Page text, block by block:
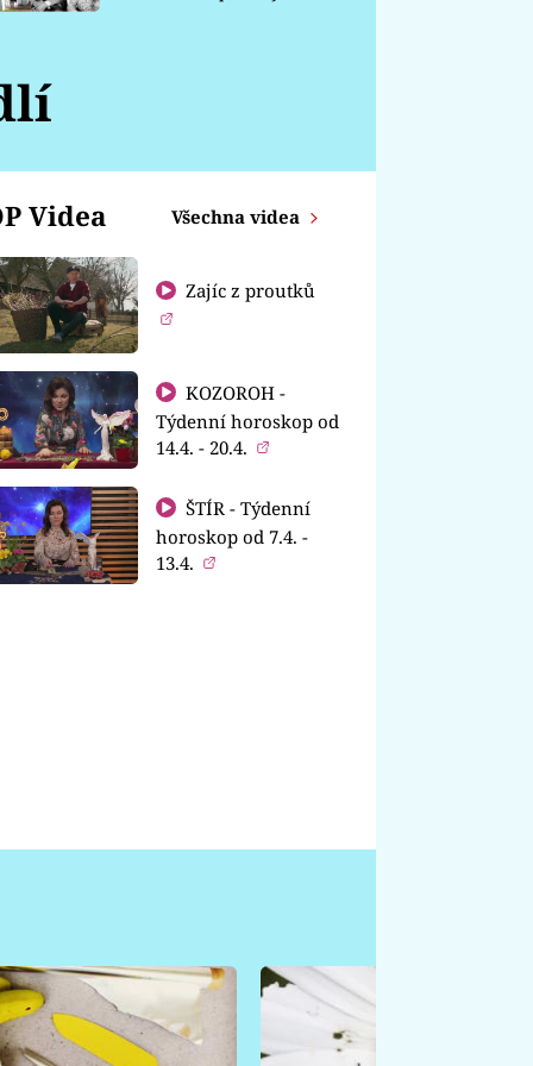
Videa Všechna videa
Zajíc z proutků
KOZOROH -
Týdenní horoskop od
14.4. - 20.4.
ŠTÍR - Týdenní
horoskop od 7.4. -
13.4.